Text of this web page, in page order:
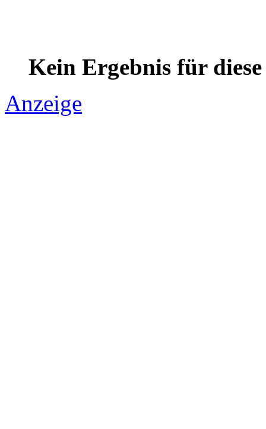
Kein Ergebnis für
Anzeige